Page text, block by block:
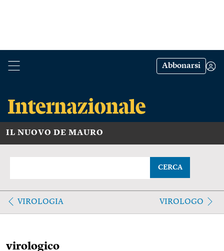
Abbonarsi
IL NUOVO DE MAURO
CERCA
VIROLOGIA VIROLOGO
virologico